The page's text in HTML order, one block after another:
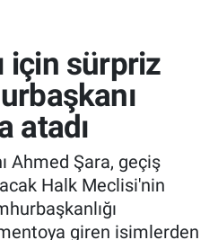
için sürpriz
atadı
Ahmed Şara, geçiş
Halk Meclisi'nin
giren isimlerden